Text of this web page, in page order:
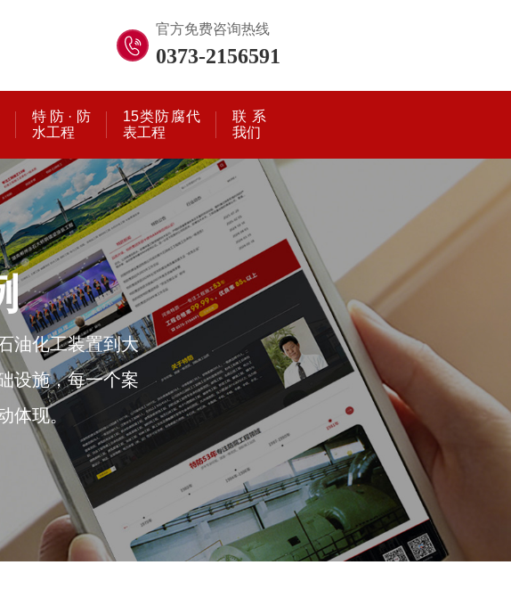
官方免费咨询热线
0373-2156591
特防·防
水工程
15类防腐代
表工程
联系
我们
油化工装置到大
设施，每一个案
体现。